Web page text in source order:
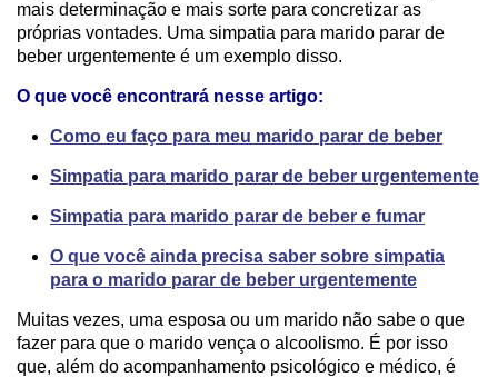
mais determinação e mais sorte para concretizar as
próprias vontades. Uma simpatia para marido parar de
beber urgentemente é um exemplo disso.
O que você encontrará nesse artigo:
Como eu faço para meu marido parar de beber
Simpatia para marido parar de beber urgentemente
Simpatia para marido parar de beber e fumar
O que você ainda precisa saber sobre simpatia
para o marido parar de beber urgentemente
Muitas vezes, uma esposa ou um marido não sabe o que
fazer para que o marido vença o alcoolismo. É por isso
que, além do acompanhamento psicológico e médico, é